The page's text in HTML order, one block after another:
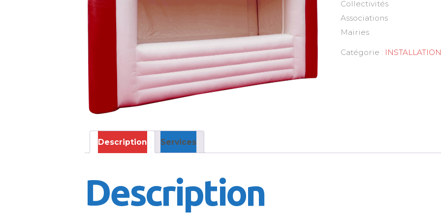
Collectivités
Associations
Mairies
Catégorie :
Description Services
Description